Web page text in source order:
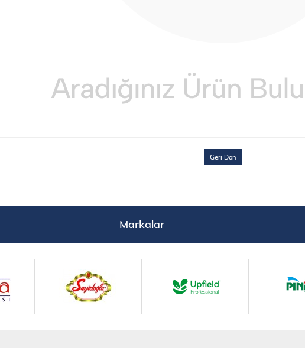
Geri Dön
Markalar